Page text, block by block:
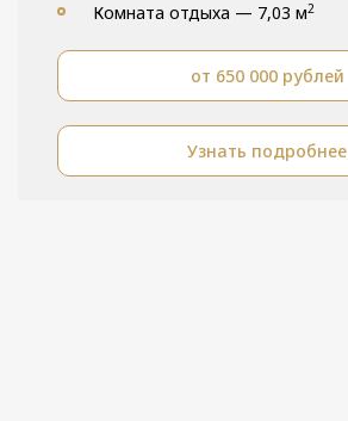
Комната отдыха — 7,03 м2
от 650 000 рублей
Узнать подробнее